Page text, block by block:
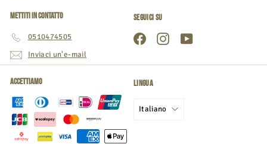
Mettiti in contatto
0510474505
Inviaci un'e-mail
Seguici su
FacebookInstagramYouTube
Accettiamo Lingua
Italiano